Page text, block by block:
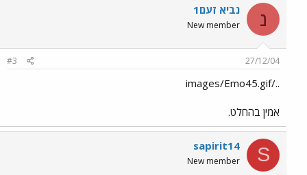
נ נביא זעם1
New member
27/12/04
#3
../images/Emo45.gif
אמין בהחלט.
S
sapirit14
New member